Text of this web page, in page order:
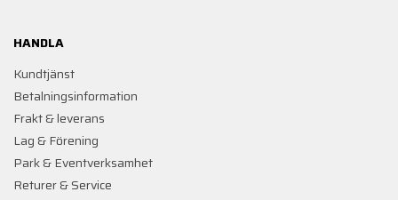
HANDLA
Kundtjänst
Betalningsinformation
Frakt & leverans
Lag & Förening
Park & Eventverksamhet
Returer & Service